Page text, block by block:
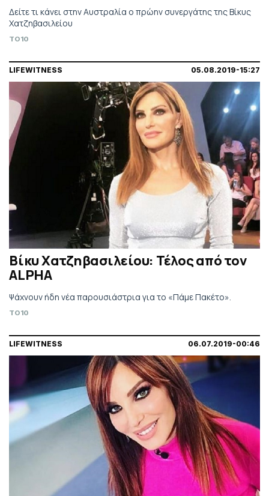
Δείτε τι κάνει στην Αυστραλία ο πρώην συνεργάτης της Βίκυς
Χατζηβασιλείου
TO10
LIFEWITNESS 05.08.2019-15:27
Βίκυ Χατζηβασιλείου: Τέλος από τον
ALPHA
Ψάχνουν ήδη νέα παρουσιάστρια για το «Πάμε Πακέτο».
TO10
LIFEWITNESS 06.07.2019-00:46